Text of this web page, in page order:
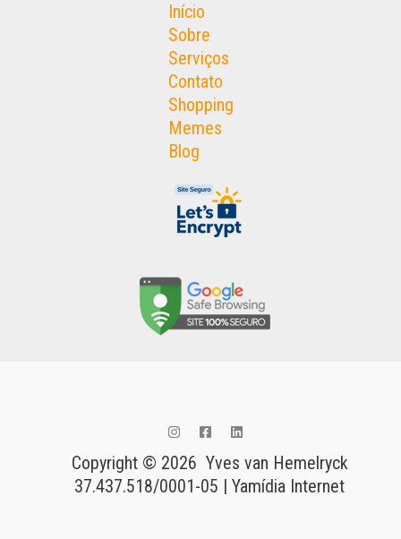
Início
Sobre
Serviços
Contato
Shopping
Memes
Blog
Copyright © 2026 Yves van Hemelryck
37.437.518/0001-05 | Yamídia Internet